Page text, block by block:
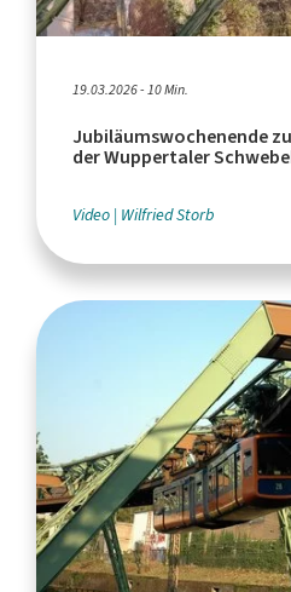
19.03.2026 - 10 Min.
Jubiläumswochenende
der Wuppertaler
Video Wilfried Storb